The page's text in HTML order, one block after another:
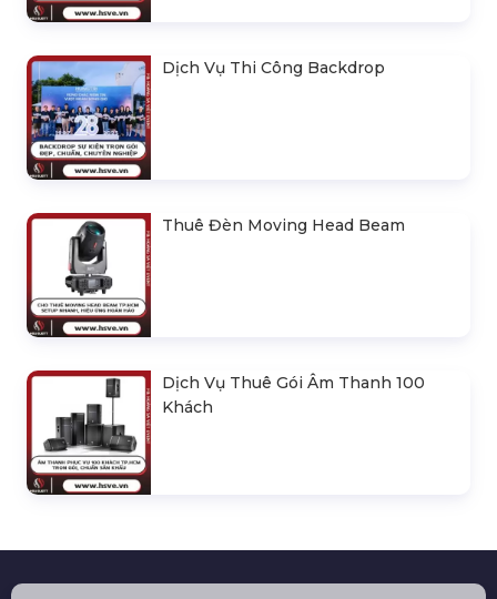
Dịch Vụ Thi Công Backdrop
Thuê Đèn Moving Head Beam
Dịch Vụ Thuê Gói Âm Thanh 100
Khách